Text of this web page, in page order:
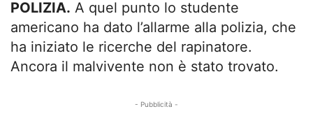
POLIZIA. A quel punto lo studente
americano ha dato l’allarme alla polizia, che
ha iniziato le ricerche del rapinatore.
Ancora il malvivente non è stato trovato.
- Pubblicità -